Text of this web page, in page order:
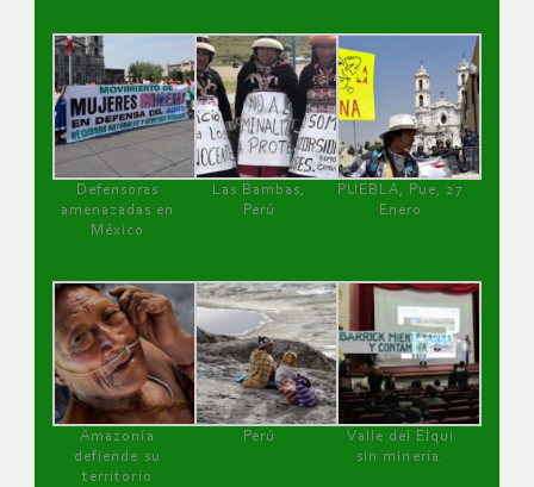
Defensoras
amenazadas en
México
Las Bambas,
Perú
PUEBLA, Pue, 27
Enero
Amazonía
defiende su
territorio
Perú
Valle del Elqui
sin minería.